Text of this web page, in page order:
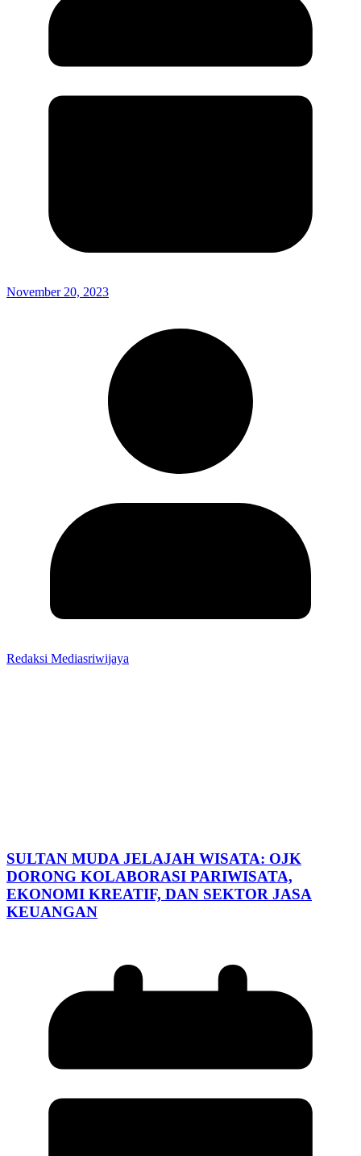
November 20, 2023
Redaksi Mediasriwijaya
SULTAN MUDA JELAJAH WISATA: OJK
DORONG KOLABORASI PARIWISATA,
EKONOMI KREATIF, DAN SEKTOR JASA
KEUANGAN